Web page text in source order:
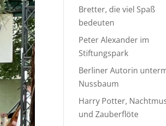
Bretter, die viel Spaß
bedeuten
Peter Alexander im
Stiftungspark
Berliner Autorin
Nussbaum
Harry Potter,
und Zauberflöte